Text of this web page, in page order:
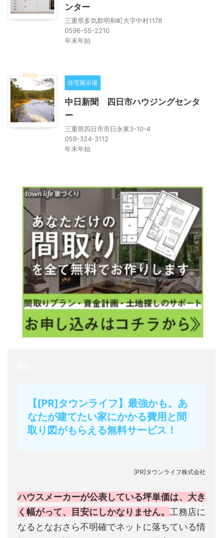
ンター
三重県多気郡明和町大字中村1178
0596-55-2210
年末年始
住宅展示場
中日新聞 四日市ハウジングセンタ
ー
三重県四日市市日永東3-10-4
059-324-3112
年末年始
【[PR]タウンライフ】最強かも。あ
なたが建てたい家にかかる費用と間
取り図がもらえる無料サービス！
[PR]タウンライフ株式会社
ハウスメーカーが公表している坪単価は、大き
く幅がって、目安にしかなりません。 工務店に
なるとなおさら不明確でネットに落ちている情